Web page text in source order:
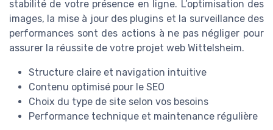
stabilité de votre présence en ligne. L’optimisation des
images, la mise à jour des plugins et la surveillance des
performances sont des actions à ne pas négliger pour
assurer la réussite de votre projet web Wittelsheim.
Structure claire et navigation intuitive
Contenu optimisé pour le SEO
Choix du type de site selon vos besoins
Performance technique et maintenance régulière